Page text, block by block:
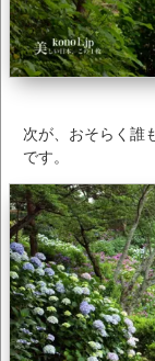
次が、おそらく誰
です。